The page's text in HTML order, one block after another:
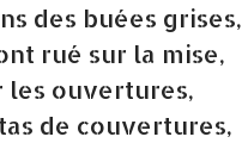
des buées grises,
rué sur la mise,
ouvertures,
de couvertures,